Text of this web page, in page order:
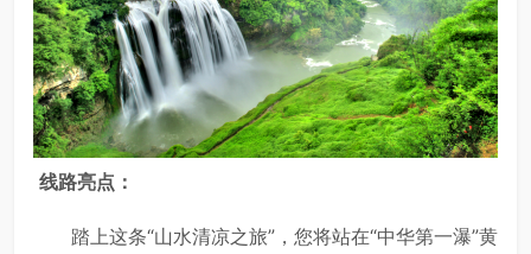
线路亮点：
踏上这条“山水清凉之旅”，您将站在“中华第一瀑”黄